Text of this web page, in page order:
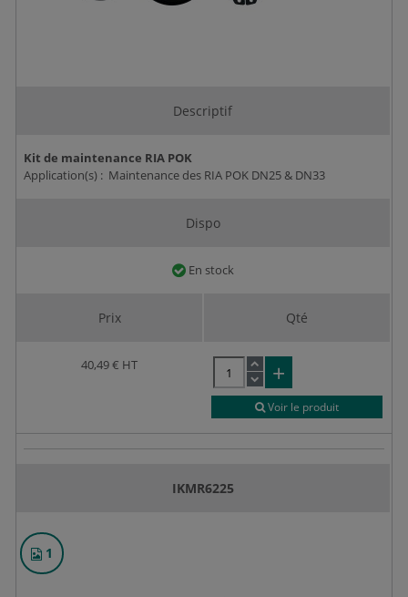
Descriptif
Kit de maintenance RIA POK
Application(s) : Maintenance des RIA POK DN25 & DN33
Dispo
En stock
Prix
40,49 € HT
Qté
Voir le produit
IKMR6225
1